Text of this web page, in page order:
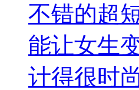
不错的超
能让女生
计得很时